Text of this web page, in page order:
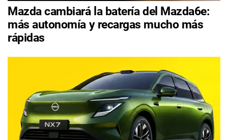
Mazda cambiará la batería del Mazda6e:
más autonomía y recargas mucho más
rápidas